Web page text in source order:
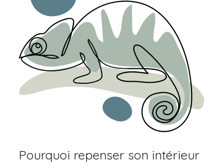
Pourquoi repenser son intérieur